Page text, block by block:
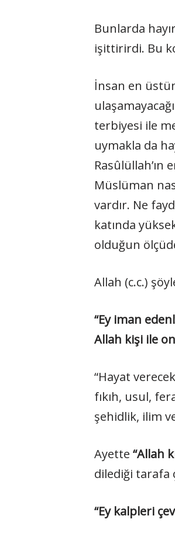
Bunlarda
işittirirdi. Bu
İnsan en
terbiyesi ile
uymakla da
Müslüman
vardır. Ne
katında
olduğun
Allah (c.c.)
“Ey iman
Allah kişi ile
“Hayat
fıkıh, usul,
şehidlik, ilim
Ayette “Allah
dilediği tarafa
“Ey kalpleri